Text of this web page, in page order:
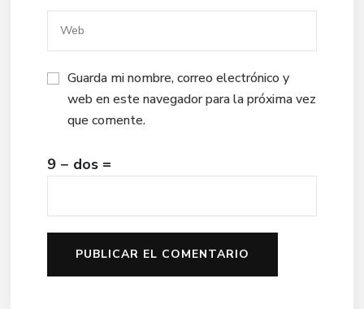
Guarda mi nombre, correo electrónico y
web en este navegador para la próxima vez
que comente.
9 − dos =